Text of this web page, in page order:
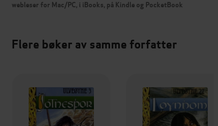
webleser for Mac/PC, i iBooks, på Kindle og PocketBook
Flere bøker av samme forfatter